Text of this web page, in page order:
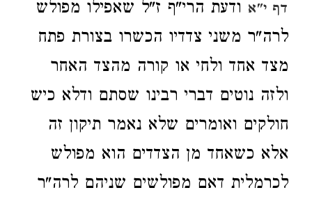
דף י"א ודעת הרי"ף ז"ל שאפילו מפולש
לרה"ר משני צדדיו הכשרו בצורת פתח
מצד אחד ולחי או קורה מהצד האחר
ולזה נוטים דברי רבינו שסתם ודלא כיש
חולקים ואומרים שלא נאמר תיקון זה
אלא כשאחד מן הצדדים הוא מפולש
לכרמלית דאם מפולשים שניהם לרה"ר